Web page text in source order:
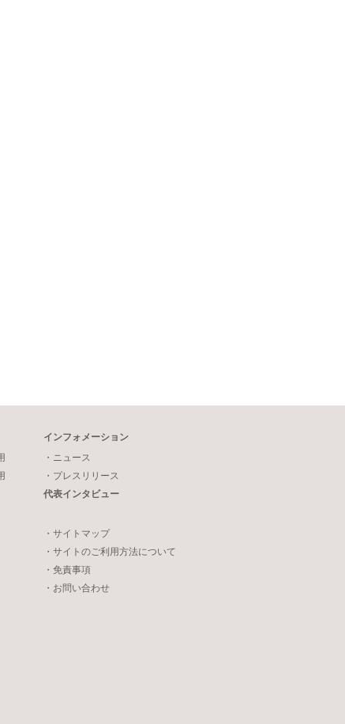
インフォメーション
・ニュース
・プレスリリース
代表インタビュー
・サイトマップ
・サイトのご利用方法について
・免責事項
・お問い合わせ